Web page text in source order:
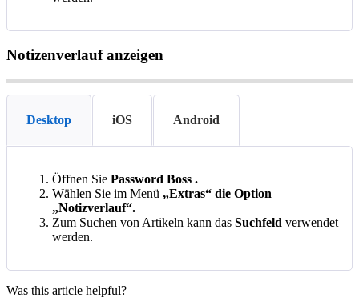
Notizenverlauf anzeigen
Desktop iOS Android
Öffnen Sie Password Boss .
Wählen Sie im Menü „Extras“ die Option
„Notizverlauf“.
Zum Suchen von Artikeln kann das Suchfeld verwendet
werden.
Was this article helpful?